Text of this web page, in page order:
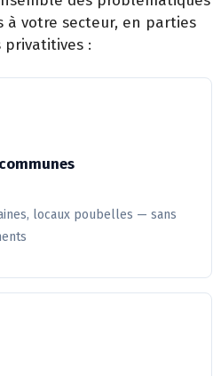
à votre secteur, en parties
privatitives :
locaux poubelles — sans